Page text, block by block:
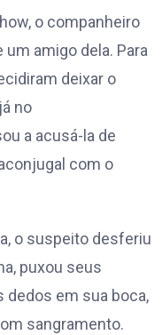
o companheiro
amigo dela. Para
deixar o
no
a acusá-la de
com o
o suspeito desferiu
puxou seus
dedos em sua boca,
sangramento.